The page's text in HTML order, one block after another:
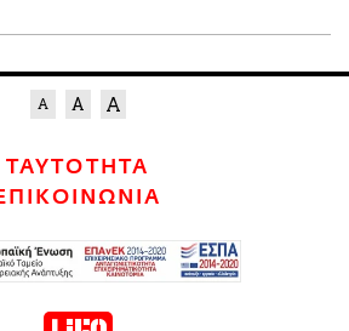
ΤΑΥΤΟΤΗΤΑ